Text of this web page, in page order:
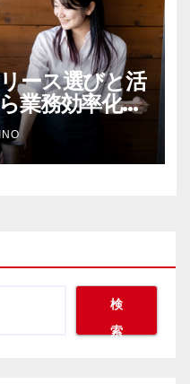
ース選びと活
業務効率化ま
検
索